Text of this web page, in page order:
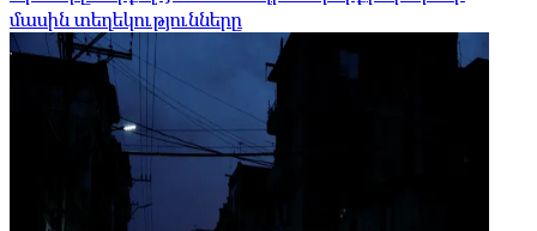
մասին տեղեկությունները